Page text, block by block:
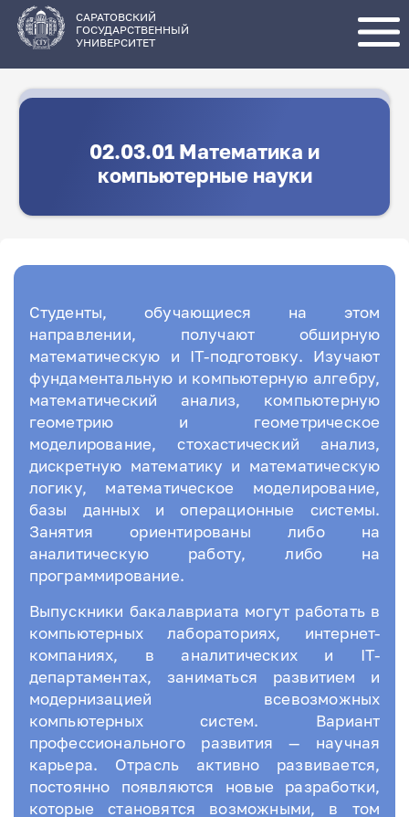
основному
содержанию
САРАТОВСКИЙ
ГОСУДАРСТВЕННЫЙ
УНИВЕРСИТЕТ
02.03.01 Математика и
компьютерные науки
Студенты, обучающиеся на этом
направлении, получают обширную
математическую и IT-подготовку. Изучают
фундаментальную и компьютерную алгебру,
математический анализ, компьютерную
геометрию и геометрическое
моделирование, стохастический анализ,
дискретную математику и математическую
логику, математическое моделирование,
базы данных и операционные системы.
Занятия ориентированы либо на
аналитическую работу, либо на
программирование.
Выпускники бакалавриата могут работать в
компьютерных лабораториях, интернет-
компаниях, в аналитических и IT-
департаментах, заниматься развитием и
модернизацией всевозможных
компьютерных систем. Вариант
профессионального развития — научная
карьера. Отрасль активно развивается,
постоянно появляются новые разработки,
которые становятся возможными, в том